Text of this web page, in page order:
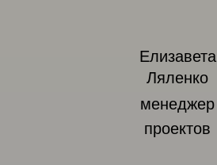
Елизавета
Ляленко
менеджер
проектов